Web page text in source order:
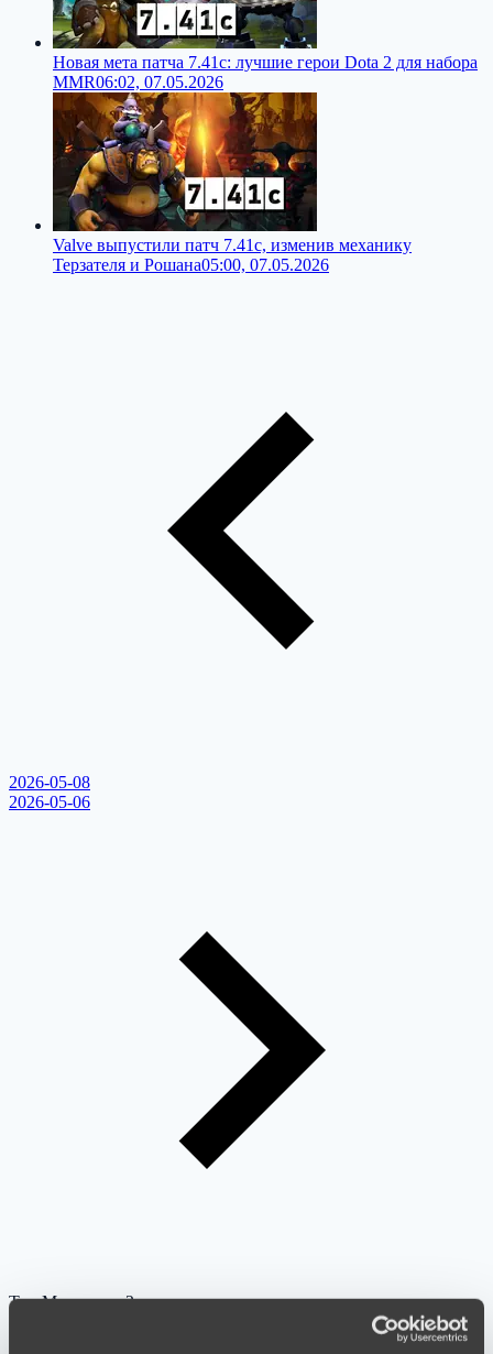
Новая мета патча 7.41c: лучшие герои Dota 2 для набора
MMR06:02, 07.05.2026
Valve выпустили патч 7.41c, изменив механику
Терзателя и Рошана05:00, 07.05.2026
2026-05-08
2026-05-06
Топ Матччерез 2 часа